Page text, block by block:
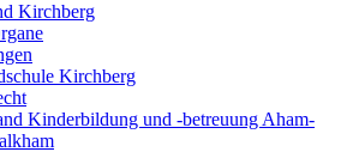
Kirchberg
Kirchberg
Kinderbildung und -betreuung Aham-